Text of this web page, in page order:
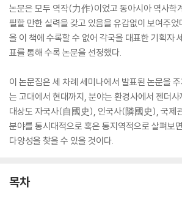
논문은 모두 역작(力作)이었고 동아시아 역사학
필할 만한 실력을 갖고 있음을 유감없이 보여주었
을 이 책에 수록할 수 없어 각국을 대표한 기획자
표를 통해 수록 논문을 선정했다.
이 논문집은 세 차례 세미나에서 발표된 논문을
는 고대에서 현대까지, 분야는 환경사에서 젠더
대상도 자국사(自國史), 인국사(隣國史), 국제
분야를 통시대적으로 혹은 통지역적으로 살펴보
다양성을 찾을 수 있을 것이다.
목차